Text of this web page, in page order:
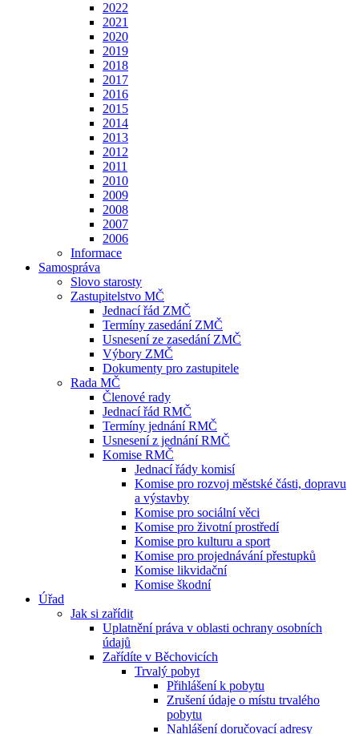
2022
2021
2020
2019
2018
2017
2016
2015
2014
2013
2012
2011
2010
2009
2008
2007
2006
Informace
Samospráva
Slovo starosty
Zastupitelstvo MČ
Jednací řád ZMČ
Termíny zasedání ZMČ
Usnesení ze zasedání ZMČ
Výbory ZMČ
Dokumenty pro zastupitele
Rada MČ
Členové rady
Jednací řád RMČ
Termíny jednání RMČ
Usnesení z jednání RMČ
Komise RMČ
Jednací řády komisí
Komise pro rozvoj městské části, dopravu
a výstavby
Komise pro sociální věci
Komise pro životní prostředí
Komise pro kulturu a sport
Komise pro projednávání přestupků
Komise likvidační
Komise škodní
Úřad
Jak si zařídit
Uplatnění práva v oblasti ochrany osobních
údajů
Zařídíte v Běchovicích
Trvalý pobyt
Přihlášení k pobytu
Zrušení údaje o místu trvalého
pobytu
Nahlášení doručovací adresy